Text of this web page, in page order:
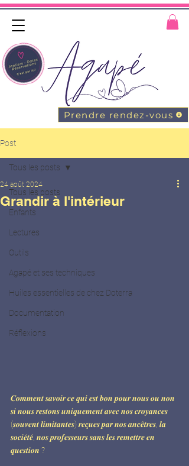
Prendre rendez-vous
Post
Tous les posts
Enfants
Lectures
Outils
Agapé et ses techniques
Huiles essentielles de chez Doterra
Documentation
Réflexions
Tous les posts
Grandir à l'intérieur
24 août 2024
𝑪𝒐𝒎𝒎𝒆𝒏𝒕 𝒔𝒂𝒗𝒐𝒊𝒓 𝒄𝒆 𝒒𝒖𝒊 𝒆𝒔𝒕 𝒃𝒐𝒏 𝒑𝒐𝒖𝒓 𝒏𝒐𝒖𝒔 𝒐𝒖 𝒏𝒐𝒏
𝒔𝒊 𝒏𝒐𝒖𝒔 𝒓𝒆𝒔𝒕𝒐𝒏𝒔 𝒖𝒏𝒊𝒒𝒖𝒆𝒎𝒆𝒏𝒕 𝒂𝒗𝒆𝒄 𝒏𝒐𝒔 𝒄𝒓𝒐𝒚𝒂𝒏𝒄𝒆𝒔
(𝒔𝒐𝒖𝒗𝒆𝒏𝒕 𝒍𝒊𝒎𝒊𝒕𝒂𝒏𝒕𝒆𝒔) 𝒓𝒆𝒄̧𝒖𝒆𝒔 𝒑𝒂𝒓 𝒏𝒐𝒔 𝒂𝒏𝒄𝒆̂𝒕𝒓𝒆𝒔, 𝒍𝒂
𝒔𝒐𝒄𝒊𝒆́𝒕𝒆́, 𝒏𝒐𝒔 𝒑𝒓𝒐𝒇𝒆𝒔𝒔𝒆𝒖𝒓𝒔 𝒔𝒂𝒏𝒔 𝒍𝒆𝒔 𝒓𝒆𝒎𝒆𝒕𝒕𝒓𝒆 𝒆𝒏
𝒒𝒖𝒆𝒔𝒕𝒊𝒐𝒏 ?